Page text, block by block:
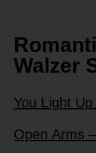
Walzer
You Light
Open Arms